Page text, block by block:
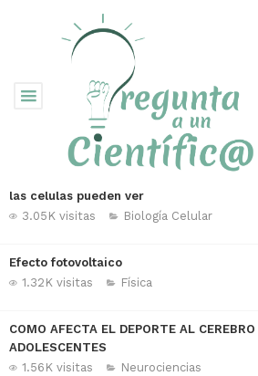
las celulas pueden ver
3.05K visitas
Biología Celular
Efecto fotovoltaico
1.32K visitas
Física
COMO AFECTA EL DEPORTE AL CEREBRO
ADOLESCENTES
1.56K visitas
Neurociencias